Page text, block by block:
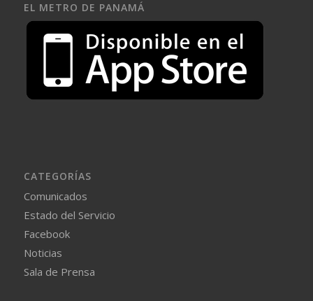
EL METRO DE PANAMÁ
CATEGORÍAS
Comunicados
Estado del Servicio
Facebook
Noticias
Sala de Prensa